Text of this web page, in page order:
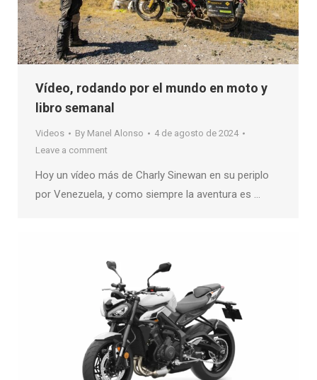
Vídeo, rodando por el mundo en moto y
libro semanal
Videos By Manel Alonso
4 de agosto de 2024
Leave a comment
Hoy un vídeo más de Charly Sinewan en su periplo
por Venezuela, y como siempre la aventura es …